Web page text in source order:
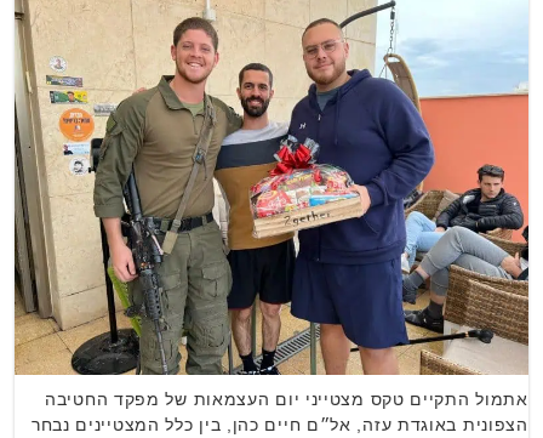
אתמול התקיים טקס מצטייני יום העצמאות של מפקד החטיבה
הצפונית באוגדת עזה, אל״ם חיים כהן, בין כלל המצטיינים נבחר